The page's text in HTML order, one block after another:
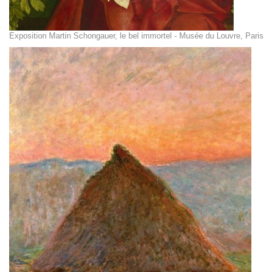
Exposition Martin Schongauer, le bel immortel - Musée du Louvre, Paris